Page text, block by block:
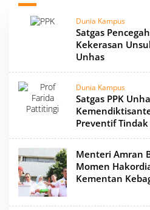
Dunia Kampus
Satgas
Kekerasan
Unhas
Dunia Kampus
Satgas PPK
Preventif
Menteri Amran
Momen
Kementan